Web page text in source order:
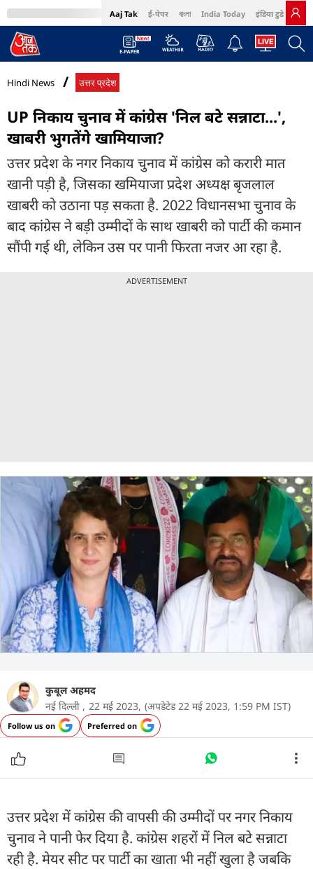
Aaj Tak ई-पेपर বাংলা India Today इंडिया टुडे हिंदी
MumbaiTak Cosmopolitan Harper's Bazaar Northeast
Hindi News उत्तर प्रदेश
UP निकाय चुनाव में कांग्रेस 'निल बटे सन्नाटा...',
खाबरी भुगतेंगे खामियाजा?
उत्तर प्रदेश के नगर निकाय चुनाव में कांग्रेस को करारी मात
खानी पड़ी है, जिसका खमियाजा प्रदेश अध्यक्ष बृजलाल
खाबरी को उठाना पड़ सकता है. 2022 विधानसभा चुनाव के
बाद कांग्रेस ने बड़ी उम्मीदों के साथ खाबरी को पार्टी की कमान
सौंपी गई थी, लेकिन उस पर पानी फिरता नजर आ रहा है.
ADVERTISEMENT
कुबूल अहमद
नई दिल्ली , 22 मई 2023, (अपडेटेड 22 मई 2023, 1:59 PM IST)
Follow us on Preferred on
उत्तर प्रदेश में कांग्रेस की वापसी की उम्मीदों पर नगर निकाय
चुनाव ने पानी फेर दिया है. कांग्रेस शहरों में निल बटे सन्नाटा
रही है. मेयर सीट पर पार्टी का खाता भी नहीं खुला है जबकि